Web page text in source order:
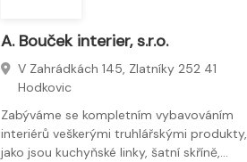
A. Bouček interier, s.r.o.
V Zahrádkách 145, Zlatníky 252 41
Hodkovic
Zabýváme se kompletním vybavováním
interiérů veškerými truhlářskými produkty,
jako jsou kuchyňské linky, šatní skříně,…